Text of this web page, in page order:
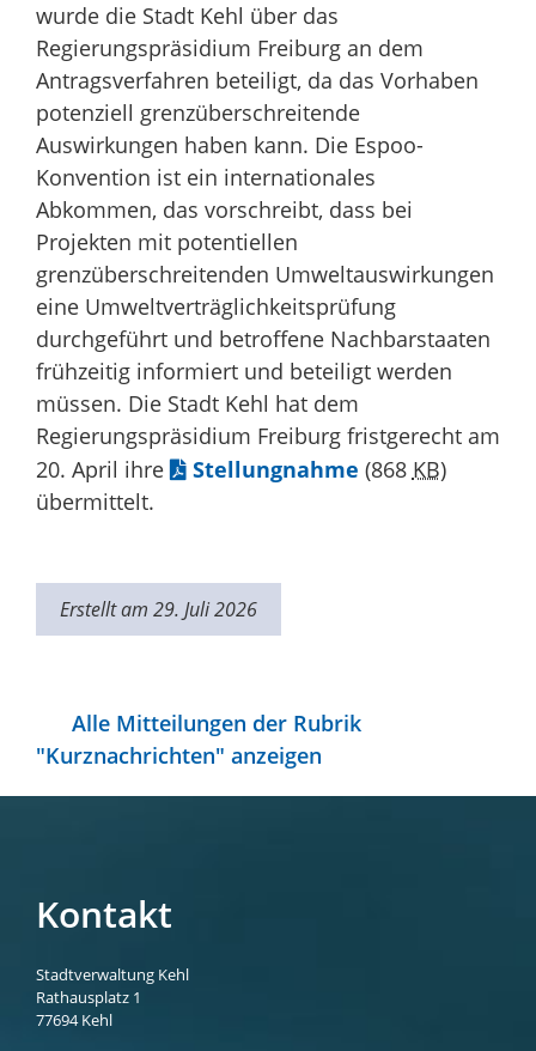
wurde die Stadt Kehl über das
Regierungspräsidium Freiburg an dem
Antragsverfahren beteiligt, da das Vorhaben
potenziell grenzüberschreitende
Auswirkungen haben kann. Die Espoo-
Konvention ist ein internationales
Abkommen, das vorschreibt, dass bei
Projekten mit potentiellen
grenzüberschreitenden Umweltauswirkungen
eine Umweltverträglichkeitsprüfung
durchgeführt und betroffene Nachbarstaaten
frühzeitig informiert und beteiligt werden
müssen. Die Stadt Kehl hat dem
Regierungspräsidium Freiburg fristgerecht am
20. April ihre
Stellungnahme (868 KB)
übermittelt.
Erstellt am 29. Juli 2026
Alle Mitteilungen der Rubrik
"Kurznachrichten" anzeigen
Kontakt
Stadtverwaltung Kehl
Rathausplatz 1
77694 Kehl